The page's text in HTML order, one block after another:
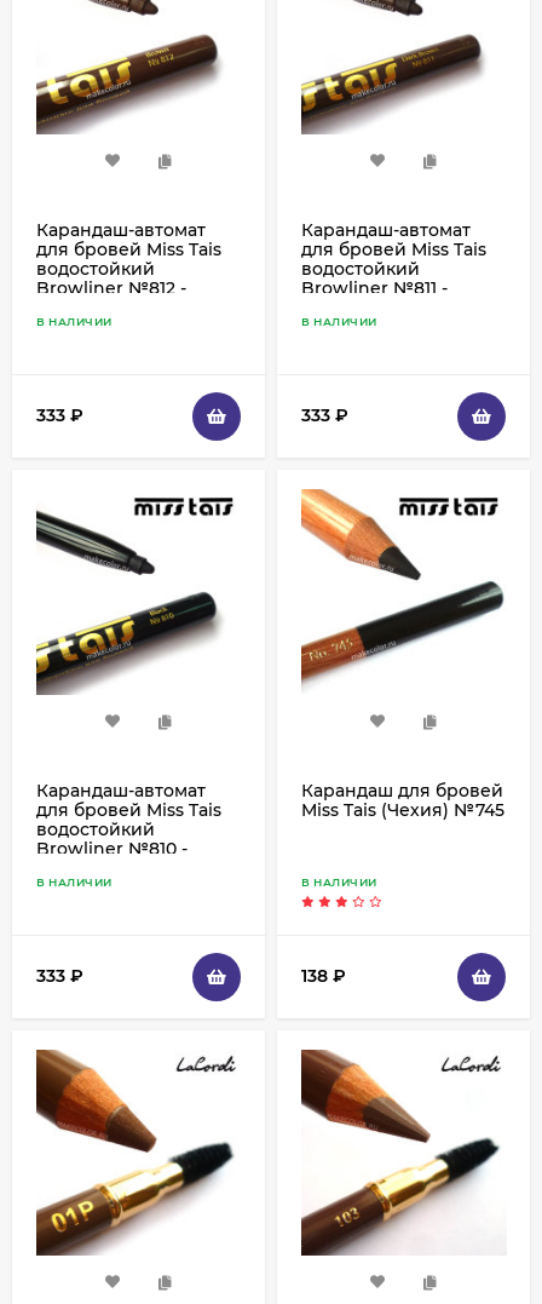
Карандаш-автомат
для бровей Miss Tais
водостойкий
Browliner №812 -
В НАЛИЧИИ
333 ₽
Карандаш-автомат
для бровей Miss Tais
водостойкий
Browliner №811 -
В НАЛИЧИИ
333 ₽
Карандаш-автомат
для бровей Miss Tais
водостойкий
Browliner №810 -
В НАЛИЧИИ
333 ₽
Карандаш для бровей
Miss Tais (Чехия) №745
В НАЛИЧИИ
138 ₽